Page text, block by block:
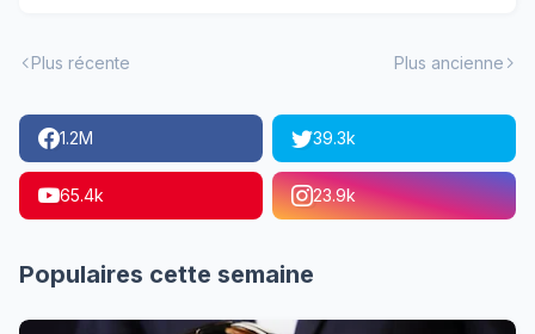
Plus récente Plus ancienne
1.2M 39.3k
65.4k 23.9k
Populaires cette semaine